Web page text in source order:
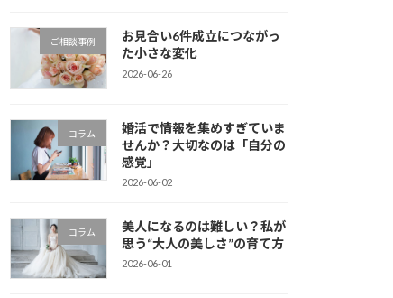
ご相談事例
お見合い6件成立につながっ
た小さな変化
2026-06-26
コラム
婚活で情報を集めすぎていま
せんか？大切なのは「自分の
感覚」
2026-06-02
コラム
美人になるのは難しい？私が
思う“大人の美しさ”の育て方
2026-06-01